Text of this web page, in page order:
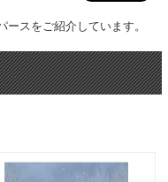
スをご紹介しています。